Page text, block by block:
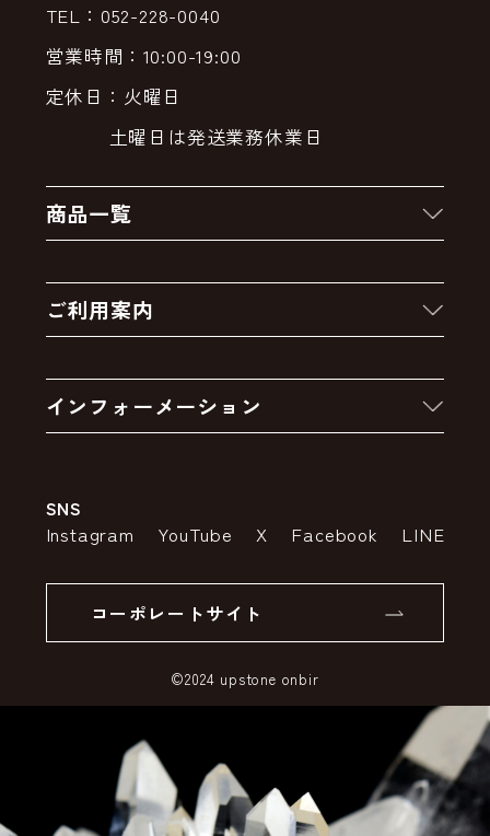
TEL：052-228-0040
営業時間：10:00-19:00
定休日：火曜日
土曜日は発送業務休業日
商品一覧
クーポン
卸販売・大量注文
アウトレットセール
ご利用案内
お支払いについて
インフォーメーション
特定商取引法の表示
SSLサーバー証明書とは
SNS
Instagram YouTube X Facebook LINE
コーポレートサイト
©2024 upstone onbir